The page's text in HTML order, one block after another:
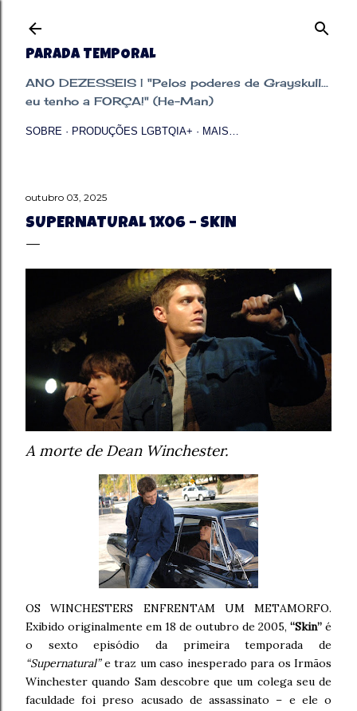
PARADA TEMPORAL
ANO DEZESSEIS | "Pelos poderes de Grayskull...
eu tenho a FORÇA!" (He-Man)
SOBRE PRODUÇÕES LGBTQIA+ MAIS…
outubro 03, 2025
SUPERNATURAL 1X06 – SKIN
A morte de Dean Winchester.
OS WINCHESTERS ENFRENTAM UM METAMORFO.
Exibido originalmente em 18 de outubro de 2005, “Skin” é
o sexto episódio da primeira temporada de
“Supernatural”e traz um caso inesperado para os Irmãos
Winchester quando Sam descobre que um colega seu de
faculdade foi preso acusado de assassinato – e ele o